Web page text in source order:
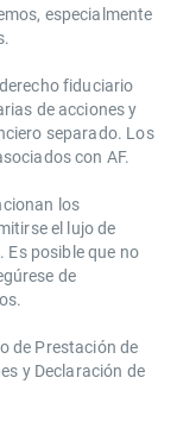
especialmente
fiduciario
de acciones y
separado. Los
con AF.
los
el lujo de
Es posible que no
de
de Prestación de
y Declaración de